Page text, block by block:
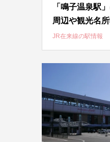
「鳴子温泉駅
周辺や観光名
JR在来線の駅情報